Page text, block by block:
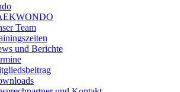
Team
und Berichte